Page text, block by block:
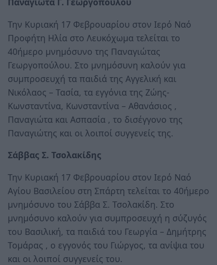
Την Κυριακή 17 Φεβρουαρίου στον Ιερό Ναό
Προφήτη Ηλία στο Λευκόχωμα τελείται το
40ήμερο μνημόσυνο της Παναγιώτας
Γεωργοπούλου. Στο μνημόσυνη καλούν για
συμπροσευχή τα παιδιά της Αγγελική και
Νικόλαος – Τασία, τα εγγόνια της Ζώης-
Κωνσταντίνα, Κωνσταντίνα – Αθανάσιος ,
Παναγιώτα και Ασπασία , το δισέγγονο της
Παναγιώτης και οι λοιποί συγγενείς της.
Σάββας Σ. Τσολακίδης
Την Κυριακή 17 Φεβρουαρίου στον Ιερό Ναό
Αγίου Βασιλείου στη Σπάρτη τελείται το 40ήμερο
μνημόσυνο του Σάββα Σ. Τσολακίδη. Στο
μνημόσυνο καλούν για συμπροσευχή η σύζυγός
του Βασιλική, τα παιδιά του Γεωργία – Δημήτρης
Τομάρας , ο εγγονός του Γιώργος, τα ανίψια του
και οι λοιποί συγγενείς του.